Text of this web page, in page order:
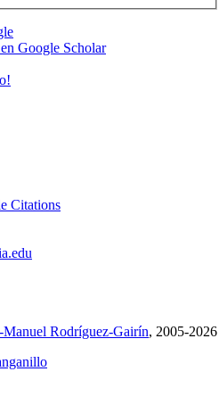
Google Scholar
Citations
Manuel Rodríguez-Gairín, 2005-2026